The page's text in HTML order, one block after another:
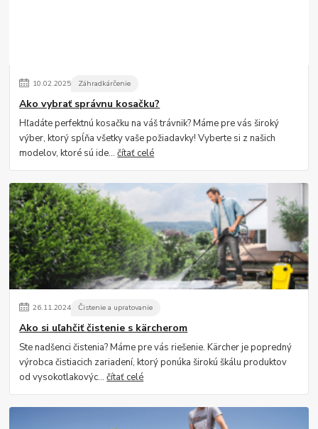
10.02.2025 Záhradkárčenie
Ako vybrať správnu kosačku?
Hľadáte perfektnú kosačku na váš trávnik? Máme pre vás široký
výber, ktorý spĺňa všetky vaše požiadavky! Vyberte si z našich
modelov, ktoré sú ide...čítať celé
26.11.2024 Čistenie a upratovanie
Ako si uľahčiť čistenie s kärcherom
Ste nadšenci čistenia? Máme pre vás riešenie. Kärcher je popredný
výrobca čistiacich zariadení, ktorý ponúka širokú škálu produktov
od vysokotlakovýc...čítať celé